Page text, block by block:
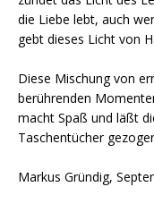
die Liebe lebt, auch
gebt dieses Licht von
Diese Mischung von
berührenden
macht Spaß und läßt
Taschentücher
Markus Gründig,